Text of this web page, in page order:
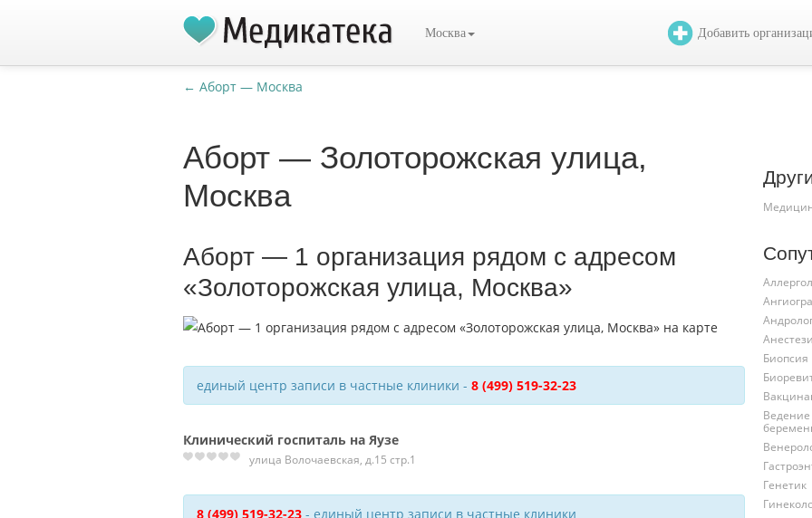
Москва Добавить
← Аборт — Москва
Аборт — Золоторожская улица,
Москва
Аборт — 1 организация рядом с адресом
«Золоторожская улица, Москва»
единый центр записи в частные клиники - 8 (499) 519-32-23
Клинический госпиталь на Яузе
улица Волочаевская, д.15 стр.1
8 (499) 519-32-23 - единый центр записи в частные клиники
Биопсия
Ведение
Генетик